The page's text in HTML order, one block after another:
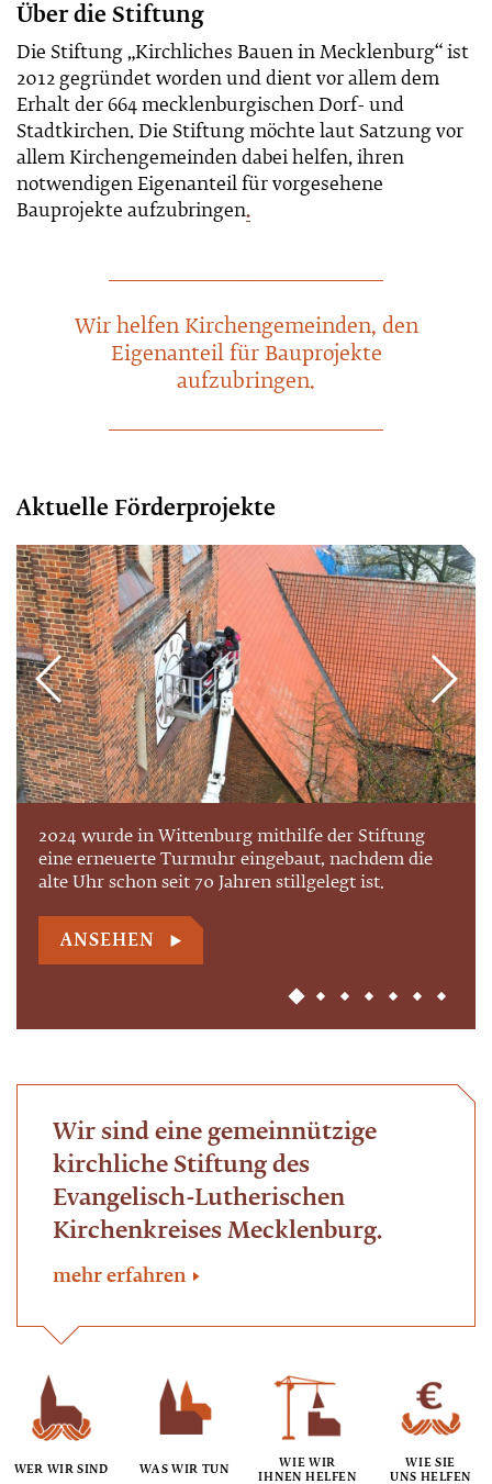
Über die Stiftung
Die Stiftung „Kirchliches Bauen in Mecklenburg“ ist
2012 gegründet worden und dient vor allem dem
Erhalt der 664 mecklenburgischen Dorf- und
Stadtkirchen. Die Stiftung möchte laut Satzung vor
allem Kirchengemeinden dabei helfen, ihren
notwendigen Eigenanteil für vorgesehene
Bauprojekte aufzubringen.
Wir helfen Kirchengemeinden, den
Eigenanteil für Bauprojekte
aufzubringen.
Aktuelle Förderprojekte
Die Restaurierungsarbeiten der vasa sacra (2
Kelche mit Patenen und Oblatendosen) der
Kirchengemeinde Proseken-Hohenkirchen wurden
11.300 € unterstützt.
2024 wurde in Wittenburg mithilfe der Stiftung
eine erneuerte Turmuhr eingebaut, nachdem die
alte Uhr schon seit 70 Jahren stillgelegt ist.
ANSEHEN
Wir sind eine gemeinnützige
kirchliche Stiftung des
Evangelisch-Lutherischen
Kirchenkreises Mecklenburg.
mehr erfahren
WER WIR SIND WAS WIR TUN
WIE WIR
IHNEN HELFEN
WIE SIE
UNS HELFEN